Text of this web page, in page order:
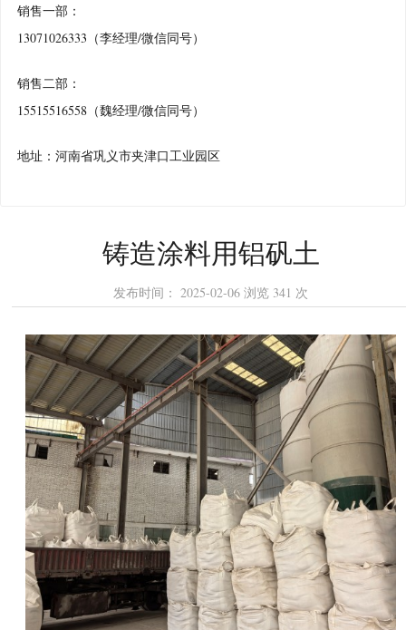
销售一部：
13071026333（李经理/微信同号）
销售二部：
15515516558（魏经理/微信同号）
地址：河南省巩义市夹津口工业园区
铸造涂料用铝矾土
发布时间：2025-02-06 浏览 341 次